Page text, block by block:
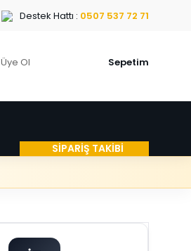
Destek Hattı : 0507 537 72 71
Üye Ol Sepetim
SİPARİŞ TAKİBİ